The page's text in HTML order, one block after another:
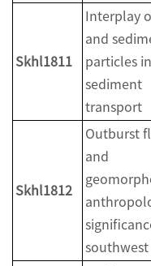
Skhl1811
Interplay
and
particles in
sediment
transport
Skhl1812
Outburst
and
southwest